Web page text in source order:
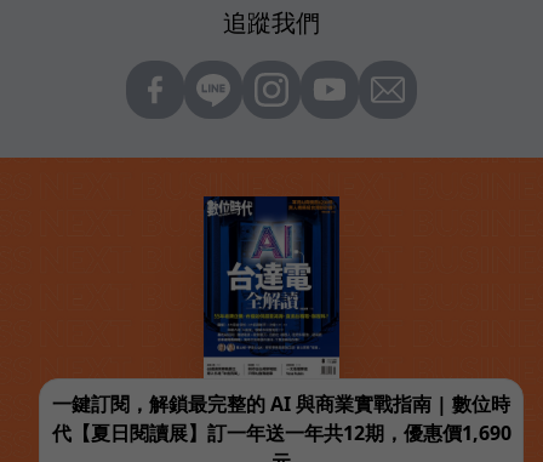
追蹤我們
一鍵訂閱，解鎖最完整的 AI 與商業實戰指南 | 數位時
代【夏日閱讀展】訂一年送一年共12期，優惠價1,690